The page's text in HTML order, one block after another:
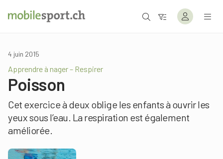
4 juin 2015
Apprendre à nager – Respirer
Poisson
Cet exercice à deux oblige les enfants à ouvrir les
yeux sous l’eau. La respiration est également
améliorée.